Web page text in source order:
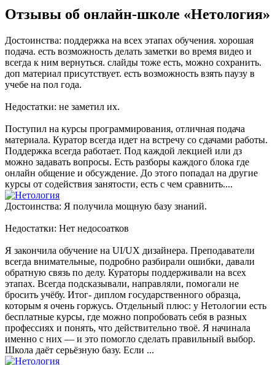
Отзывы об онлайн-школе «Нетология»
Достоинства: поддержка на всех этапах обучения. хорошая
подача. есть возможность делать заметки во время видео и
всегда к ним вернуться. слайды тоже есть, можно сохранить.
доп материал присутствует. есть возможность взять паузу в
учебе на пол года.
Недостатки: не заметил их.
Поступил на курсы программирования, отличная подача
материала. Куратор всегда идет на встречу со сдачами работы.
Поддержка всегда работает. Под каждой лекцией или дз
можно задавать вопросы. Есть разборы каждого блока где
онлайн общение и обсуждение. До этого попадал на другие
курсы от содействия занятости, есть с чем сравнить....
Достоинства: Я получила мощную базу знаний.
Недостатки: Нет недосоатков
Я закончила обучение на UI/UX дизайнера. Преподаватели
всегда внимательные, подробно разбирали ошибки, давали
обратную связь по делу. Кураторы поддерживали на всех
этапах. Всегда подсказывали, направляли, помогали не
бросить учёбу. Итог- диплом государственного образца,
которым я очень горжусь. Отдельный плюс: у Нетологии есть
бесплатные курсы, где можно попробовать себя в разных
профессиях и понять, что действительно твоё. Я начинала
именно с них — и это помогло сделать правильный выбор.
Школа даёт серьёзную базу. Если ...